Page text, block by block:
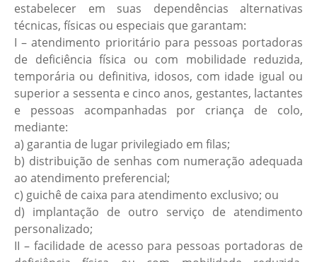
estabelecer em suas dependências alternativas
técnicas, físicas ou especiais que garantam:
I – atendimento prioritário para pessoas portadoras
de deficiência física ou com mobilidade reduzida,
temporária ou definitiva, idosos, com idade igual ou
superior a sessenta e cinco anos, gestantes, lactantes
e pessoas acompanhadas por criança de colo,
mediante:
a) garantia de lugar privilegiado em filas;
b) distribuição de senhas com numeração adequada
ao atendimento preferencial;
c) guichê de caixa para atendimento exclusivo; ou
d) implantação de outro serviço de atendimento
personalizado;
II – facilidade de acesso para pessoas portadoras de